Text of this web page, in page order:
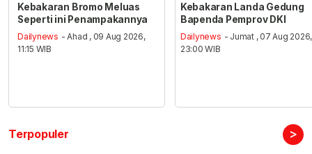
Kebakaran Bromo Meluas
Seperti ini Penampakannya
Dailynews - Ahad , 09 Aug 2026,
11:15 WIB
Kebakaran Landa Gedung
Bapenda Pemprov DKI
Dailynews - Jumat , 07 Aug 2026,
23:00 WIB
Terpopuler >